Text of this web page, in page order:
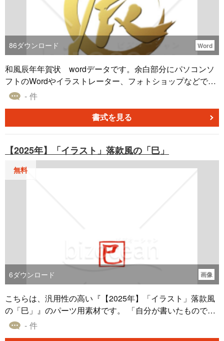
86ダウンロード Word
和風辰年年賀状 wordデータです。余白部分にパソコンソ
フトのWordやイラストレーター、フォトショップなどで、
挨拶文、郵便番号、ご住所、電話番号、名前などを入力し
キ、フライヤー、お店のチラシなどにも使用できるお正
月、年末年始、年賀状素材です。
- 件
書式を見る
【2025年】「イラスト」落款風の「巳」
無料
6ダウンロード 画像
こちらは、汎用性の高い『【2025年】「イラスト」落款風
の「巳」』のパーツ用素材です。 「自分が書いたもので
す」や「これが完成です」ということを意味する、筆者に
- 件